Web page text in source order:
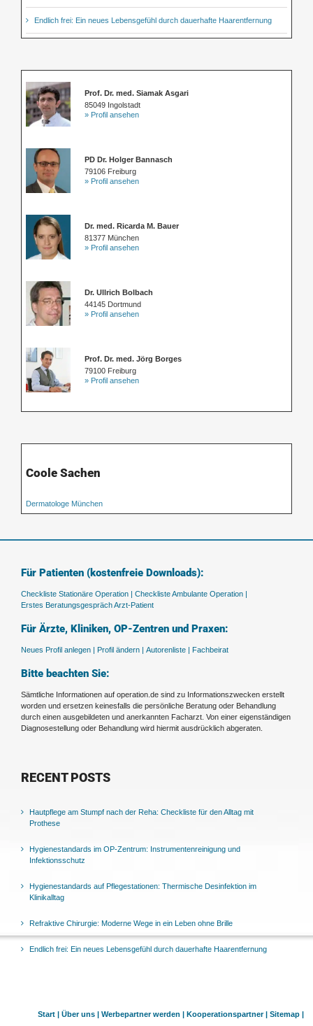
Endlich frei: Ein neues Lebensgefühl durch dauerhafte Haarentfernung
Prof. Dr. med. Siamak Asgari
85049 Ingolstadt
» Profil ansehen
PD Dr. Holger Bannasch
79106 Freiburg
» Profil ansehen
Dr. med. Ricarda M. Bauer
81377 München
» Profil ansehen
Dr. Ullrich Bolbach
44145 Dortmund
» Profil ansehen
Prof. Dr. med. Jörg Borges
79100 Freiburg
» Profil ansehen
Coole Sachen
Dermatologe München
Für Patienten (kostenfreie Downloads):
Checkliste Stationäre Operation | Checkliste Ambulante Operation |
Erstes Beratungsgespräch Arzt-Patient
Für Ärzte, Kliniken, OP-Zentren und Praxen:
Neues Profil anlegen | Profil ändern | Autorenliste | Fachbeirat
Bitte beachten Sie:
Sämtliche Informationen auf operation.de sind zu Informationszwecken erstellt
worden und ersetzen keinesfalls die persönliche Beratung oder Behandlung
durch einen ausgebildeten und anerkannten Facharzt. Von einer eigenständigen
Diagnosestellung oder Behandlung wird hiermit ausdrücklich abgeraten.
RECENT POSTS
Hautpflege am Stumpf nach der Reha: Checkliste für den Alltag mit
Prothese
Hygienestandards im OP-Zentrum: Instrumentenreinigung und
Infektionsschutz
Hygienestandards auf Pflegestationen: Thermische Desinfektion im
Klinikalltag
Refraktive Chirurgie: Moderne Wege in ein Leben ohne Brille
Endlich frei: Ein neues Lebensgefühl durch dauerhafte Haarentfernung
Start | Über uns | Werbepartner werden | Kooperationspartner | Sitemap |